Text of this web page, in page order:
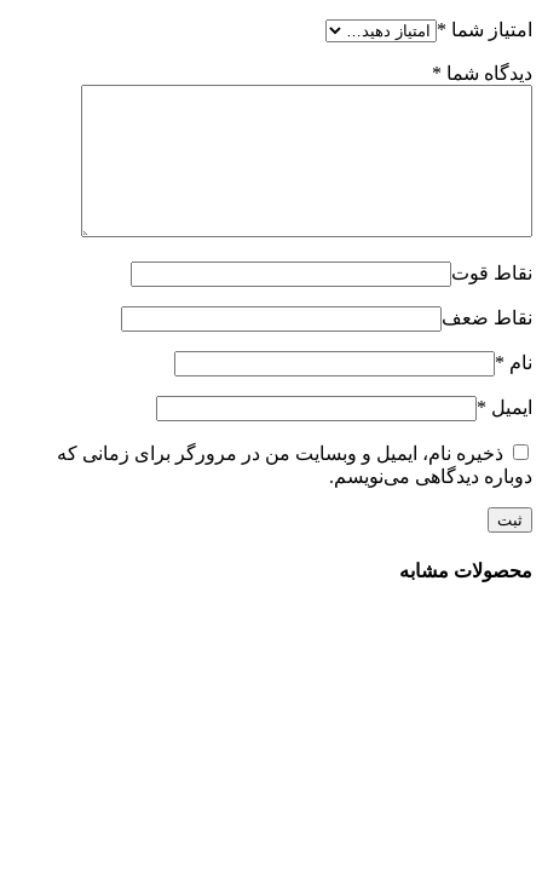
امتیاز شما *
دیدگاه شما *
نقاط قوت
نقاط ضعف
نام *
ایمیل *
ذخیره نام، ایمیل و وبسایت من در مرورگر برای زمانی که
دوباره دیدگاهی می‌نویسم.
محصولات مشابه